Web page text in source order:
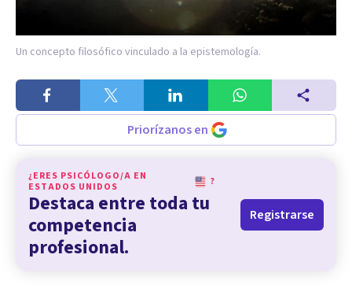
Un concepto filosófico vinculado a la epistemología.
Priorízanos en
¿ERES PSICÓLOGO/A EN
ESTADOS UNIDOS
?
Destaca entre toda tu
competencia
profesional.
Registrarse